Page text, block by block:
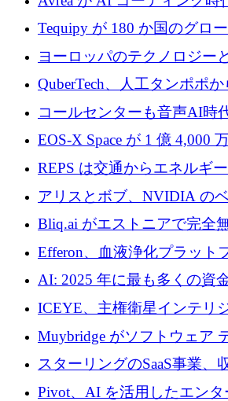
1,000 万ユーロを調達
明するために 470 万ドルを
ら浮上
Tequipy が 180 か国のグロ
動化するために 300 万ユー
ヨーロッパのテクノロジー
る: イノベーション リーダ
Luxembourg 2026 に集まる
QuberTech、人工タンポポ
ゴムを開発するために 340
コールセンターも音声AI時
EOS-X Space が 1 億 4,000
Mistral が Emmi AI を買収、
での完全無人道路運営を承認
REPS は交通からエネルギ
を発電所に変えるために
アリスとボブ、NVIDIA の
らの投資でシリーズ B を拡
Bliq.ai がエストニアで完全
認を獲得
Efferon、血液浄化プラット
250万ユーロを確保
AI: 2025 年に最も多くの資
ICEYE、主権衛星インテリ
るために 3 億ユーロの信用
Muybridge がソフトウェア
ラ テクノロジーを拡張する
で 1,600 万ドルを調達
スターリングのSaaS事業、
グループ利益は減少
Pivot、AI を活用したエン